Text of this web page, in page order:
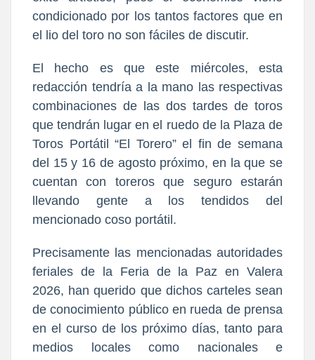
condicionado por los tantos factores que en
el lio del toro no son fáciles de discutir.
El hecho es que este miércoles, esta
redacción tendría a la mano las respectivas
combinaciones de las dos tardes de toros
que tendrán lugar en el ruedo de la Plaza de
Toros Portátil “El Torero” el fin de semana
del 15 y 16 de agosto próximo, en la que se
cuentan con toreros que seguro estarán
llevando gente a los tendidos del
mencionado coso portátil.
Precisamente las mencionadas autoridades
feriales de la Feria de la Paz en Valera
2026, han querido que dichos carteles sean
de conocimiento público en rueda de prensa
en el curso de los próximo días, tanto para
medios locales como nacionales e